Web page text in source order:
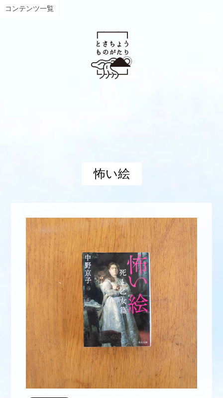
コンテンツ一覧
怖い絵